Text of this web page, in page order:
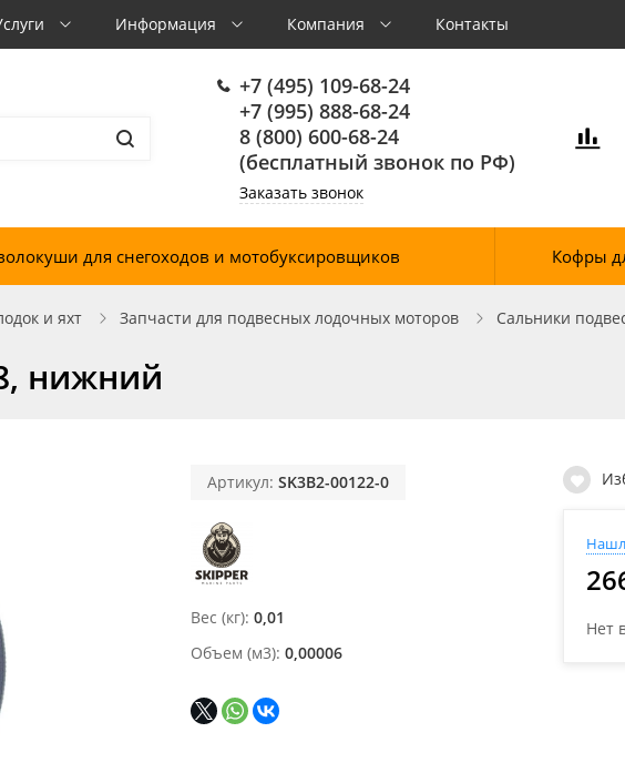
Информация Компания Контакты
+7 (495) 109-68-24
+7 (995) 888-68-24
8 (800) 600-68-24
(бесплатный звонок по РФ)
Заказать звонок
для снегоходов и мотобуксировщиков Кофры
и яхт Запчасти для подвесных лодочных моторов
Сальники
нижний
Артикул: SK3B2-00122-0
Вес (кг) 0,01
Объем (м3) 0,00006
Нет